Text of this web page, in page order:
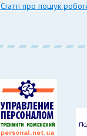
Статті про пошук